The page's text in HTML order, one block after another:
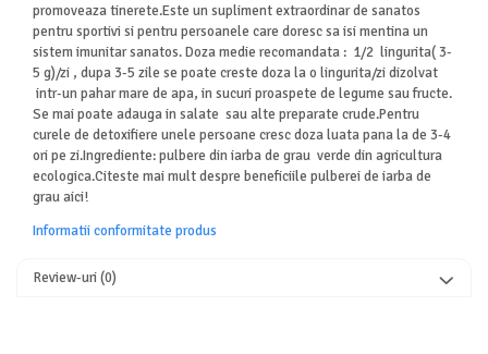
promoveaza tinerete.Este un supliment extraordinar de sanatos
pentru sportivi si pentru persoanele care doresc sa isi mentina un
sistem imunitar sanatos. Doza medie recomandata : 1/2 lingurita( 3-
5 g)/zi , dupa 3-5 zile se poate creste doza la o lingurita/zi dizolvat
intr-un pahar mare de apa, in sucuri proaspete de legume sau fructe.
Se mai poate adauga in salate sau alte preparate crude.Pentru
curele de detoxifiere unele persoane cresc doza luata pana la de 3-4
ori pe zi.Ingrediente: pulbere din iarba de grau verde din agricultura
ecologica.Citeste mai mult despre beneficiile pulberei de iarba de
grau aici!
Informatii conformitate produs
Review-uri(0)